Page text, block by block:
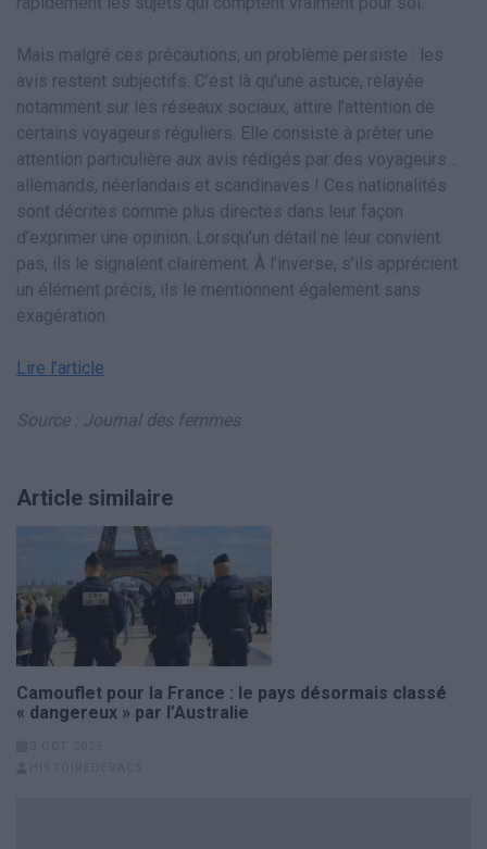
Mais malgré ces précautions, un problème persiste : les
avis restent subjectifs. C’est là qu’une astuce, relayée
notamment sur les réseaux sociaux, attire l’attention de
certains voyageurs réguliers. Elle consiste à prêter une
attention particulière aux avis rédigés par des voyageurs…
allemands, néerlandais et scandinaves ! Ces nationalités
sont décrites comme plus directes dans leur façon
d’exprimer une opinion. Lorsqu’un détail ne leur convient
pas, ils le signalent clairement. À l’inverse, s’ils apprécient
un élément précis, ils le mentionnent également sans
exagération.
Lire l’article
Source : Journal des femmes
Article similaire
Camouflet pour la France : le pays désormais classé
« dangereux » par l’Australie